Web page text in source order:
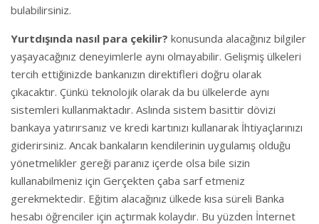
bulabilirsiniz.
Yurtdışında nasıl para çekilir? konusunda alacağınız bilgiler
yaşayacağınız deneyimlerle aynı olmayabilir. Gelişmiş ülkeleri
tercih ettiğinizde bankanızın direktifleri doğru olarak
çıkacaktır. Çünkü teknolojik olarak da bu ülkelerde aynı
sistemleri kullanmaktadır. Aslında sistem basittir dövizi
bankaya yatırırsanız ve kredi kartınızı kullanarak İhtiyaçlarınızı
giderirsiniz. Ancak bankaların kendilerinin uygulamış olduğu
yönetmelikler gereği paranız içerde olsa bile sizin
kullanabilmeniz için Gerçekten çaba sarf etmeniz
gerekmektedir. Eğitim alacağınız ülkede kısa süreli Banka
hesabı öğrenciler için açtırmak kolaydır. Bu yüzden İnternet